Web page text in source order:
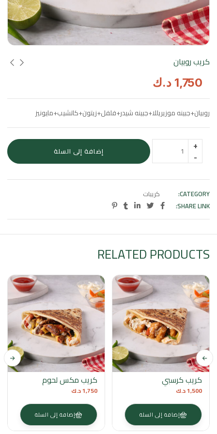
كريب روبيان
1,750 د.ك
روبيان+جبينه موزيريللا+جبينه شيدر+فلفل+زيتون+كاتشيب+مايونيز
إضافة إلى السلة
CATEGORY:
كريبات
SHARE LINK:
RELATED PRODUCTS
كريب كرسبي
1,500د.ك
إضافة إلى السلة
كريب مكس لحوم
1,750د.ك
إضافة إلى السلة